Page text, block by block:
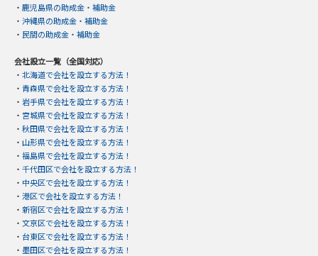
・ 鹿児島県の助成金・補助金
・ 沖縄県の助成金・補助金
・ 民間の助成金・補助金
会社設立一覧（全国対応）
・ 北海道で会社を設立する方法！
・ 青森県で会社を設立する方法！
・ 岩手県で会社を設立する方法！
・ 宮城県で会社を設立する方法！
・ 秋田県で会社を設立する方法！
・ 山形県で会社を設立する方法！
・ 福島県で会社を設立する方法！
・ 千代田区で会社を設立する方法！
・ 中央区で会社を設立する方法！
・ 港区で会社を設立する方法！
・ 新宿区で会社を設立する方法！
・ 文京区で会社を設立する方法！
・ 台東区で会社を設立する方法！
・ 墨田区で会社を設立する方法！